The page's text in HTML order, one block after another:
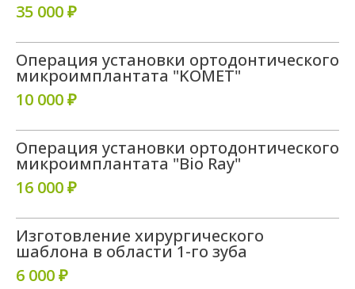
35 000 ₽
Операция установки ортодонтического
микроимплантата "KOMET"
10 000 ₽
Операция установки ортодонтического
микроимплантата "Bio Ray"
16 000 ₽
Изготовление хирургического
шаблона в области 1-го зуба
6 000 ₽
ост. МЖК, Меридиан
Пн-пт: 10:00 - 20:00
сб: по записи
8 (8652) 600-603
+7 (962) 450-06-03
estedent26@mail.ru
© 2019–2025 «Стоматологическая
клиника “Эсте Дент”»
ИМЕЮТСЯ ПРОТИВОПОКАЗАНИЯ НЕОБХОДИМА